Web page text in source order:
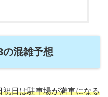
混雑予想
日は駐車場が満車になる